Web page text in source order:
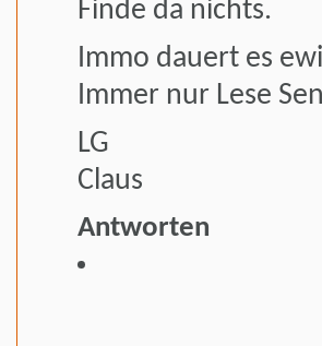
Finde da nichts.
Immo dauert es
Immer nur Lese
LG
Claus
Antworten